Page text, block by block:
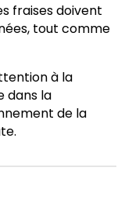
fraises doivent
tout comme
à la
dans la
de la